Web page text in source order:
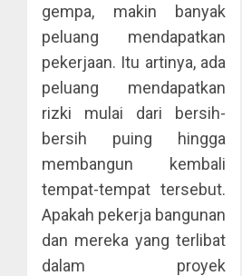
gempa, makin banyak
peluang mendapatkan
pekerjaan. Itu artinya, ada
peluang mendapatkan
rizki mulai dari bersih-
bersih puing hingga
membangun kembali
tempat-tempat tersebut.
Apakah pekerja bangunan
dan mereka yang terlibat
dalam proyek